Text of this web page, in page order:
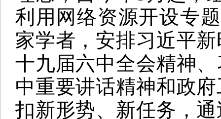
利用网络资源开设专
家学者，安排习近平
十九届六中全会精神
中重要讲话精神和政
扣新形势、新任务，